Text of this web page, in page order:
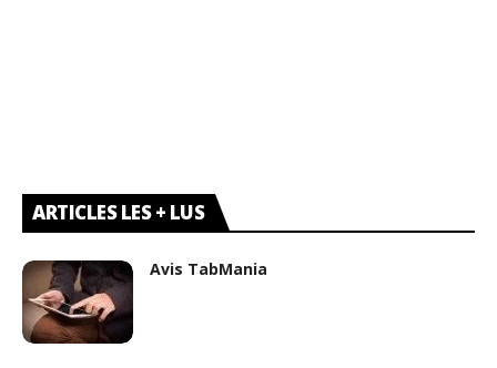
ARTICLES LES + LUS
Avis TabMania